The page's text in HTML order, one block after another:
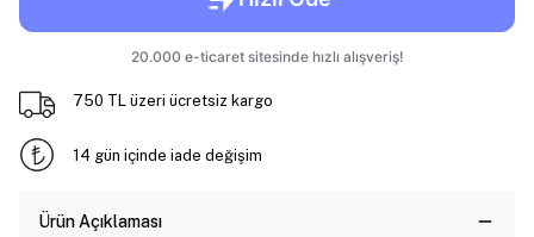
750 TL üzeri ücretsiz kargo
14 gün içinde iade değişim
Ürün Açıklaması